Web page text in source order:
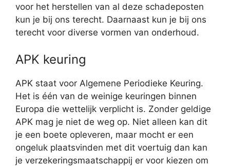
voor het herstellen van al deze schadeposten
kun je bij ons terecht. Daarnaast kun je bij ons
terecht voor diverse vormen van onderhoud.
APK keuring
APK staat voor Algemene Periodieke Keuring.
Het is één van de weinige keuringen binnen
Europa die wettelijk verplicht is. Zonder geldige
APK mag je niet de weg op. Niet alleen kan dit
je een boete opleveren, maar mocht er een
ongeluk plaatsvinden met dit voertuig dan kan
je verzekeringsmaatschappij er voor kiezen om